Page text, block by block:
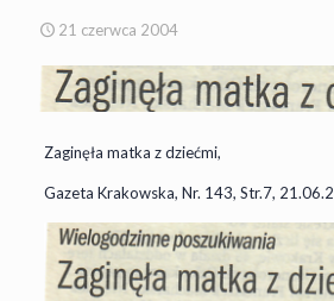
21 czerwca 2004
Zaginęła matka z dziećmi,
Gazeta Krakowska, Nr. 143, Str.7,